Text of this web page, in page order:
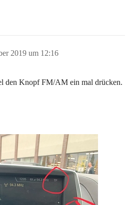
2019 um 12:16
den Knopf FM/AM ein mal drücken.